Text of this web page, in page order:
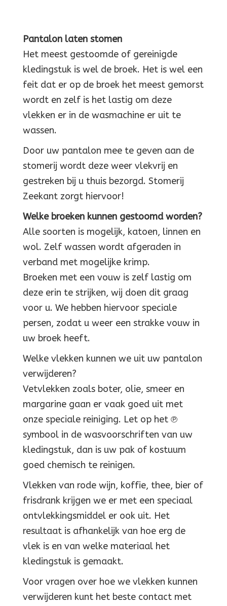
Pantalon laten stomen
Het meest gestoomde of gereinigde
kledingstuk is wel de broek. Het is wel een
feit dat er op de broek het meest gemorst
wordt en zelf is het lastig om deze
vlekken er in de wasmachine er uit te
wassen.
Door uw pantalon mee te geven aan de
stomerij wordt deze weer vlekvrij en
gestreken bij u thuis bezorgd. Stomerij
Zeekant zorgt hiervoor!
Welke broeken kunnen gestoomd worden?
Alle soorten is mogelijk, katoen, linnen en
wol. Zelf wassen wordt afgeraden in
verband met mogelijke krimp.
Broeken met een vouw is zelf lastig om
deze erin te strijken, wij doen dit graag
voor u. We hebben hiervoor speciale
persen, zodat u weer een strakke vouw in
uw broek heeft.
Welke vlekken kunnen we uit uw pantalon
verwijderen?
Vetvlekken zoals boter, olie, smeer en
margarine gaan er vaak goed uit met
onze speciale reiniging. Let op het ℗
symbool in de wasvoorschriften van uw
kledingstuk, dan is uw pak of kostuum
goed chemisch te reinigen.
Vlekken van rode wijn, koffie, thee, bier of
frisdrank krijgen we er met een speciaal
ontvlekkingsmiddel er ook uit. Het
resultaat is afhankelijk van hoe erg de
vlek is en van welke materiaal het
kledingstuk is gemaakt.
Voor vragen over hoe we vlekken kunnen
verwijderen kunt het beste contact met